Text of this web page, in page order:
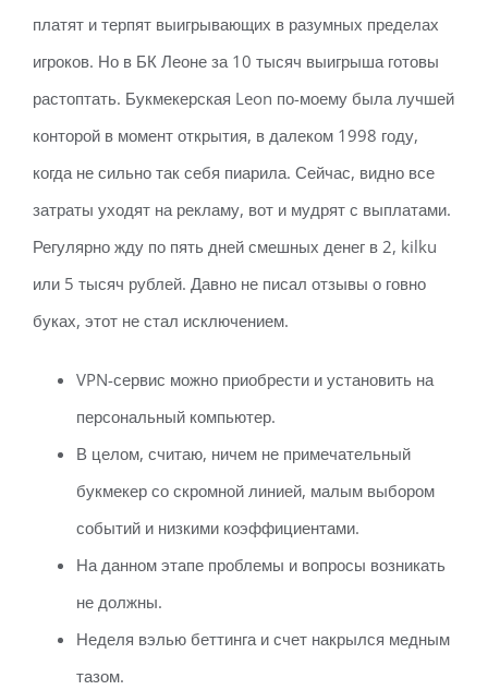
платят и терпят выигрывающих в разумных пределах
игроков. Но в БК Леоне за 10 тысяч выигрыша готовы
растоптать. Букмекерская Leon по-моему была лучшей
конторой в момент открытия, в далеком 1998 году,
когда не сильно так себя пиарила. Сейчас, видно все
затраты уходят на рекламу, вот и мудрят с выплатами.
Регулярно жду по пять дней смешных денег в 2, kilku
или 5 тысяч рублей. Давно не писал отзывы о говно
буках, этот не стал исключением.
VPN-сервис можно приобрести и установить на
персональный компьютер.
В целом, считаю, ничем не примечательный
букмекер со скромной линией, малым выбором
событий и низкими коэффициентами.
На данном этапе проблемы и вопросы возникать
не должны.
Неделя вэлью беттинга и счет накрылся медным
тазом.